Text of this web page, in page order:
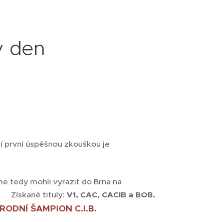
den
úspěšnou zkouškou je
tedy mohli vyrazit do Brna na
Získané tituly: V1, CAC, CACIB a BOB.
ŠAMPION C.I.B.